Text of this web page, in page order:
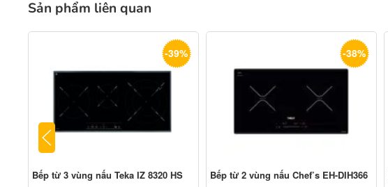
Sản phẩm liên quan
-39%
Bếp từ 3 vùng nấu Teka IZ 8320 HS
-38%
Bếp từ 2 vùng nấu Chef’s EH-DIH366